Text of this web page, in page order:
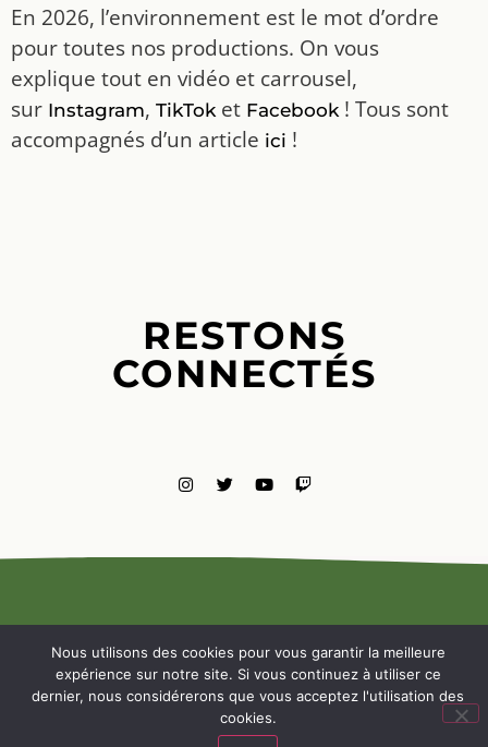
En 2026, l’environnement est le mot d’ordre
pour toutes nos productions. On vous
explique tout en vidéo et carrousel,
sur Instagram, TikToket Facebook! Tous sont
accompagnés d’un article ici !
RESTONS
CONNECTÉS
MENTIONS
LÉGALES
NOUS
Nous utilisons des cookies pour vous garantir la meilleure
expérience sur notre site. Si vous continuez à utiliser ce
dernier, nous considérerons que vous acceptez l'utilisation des
cookies.